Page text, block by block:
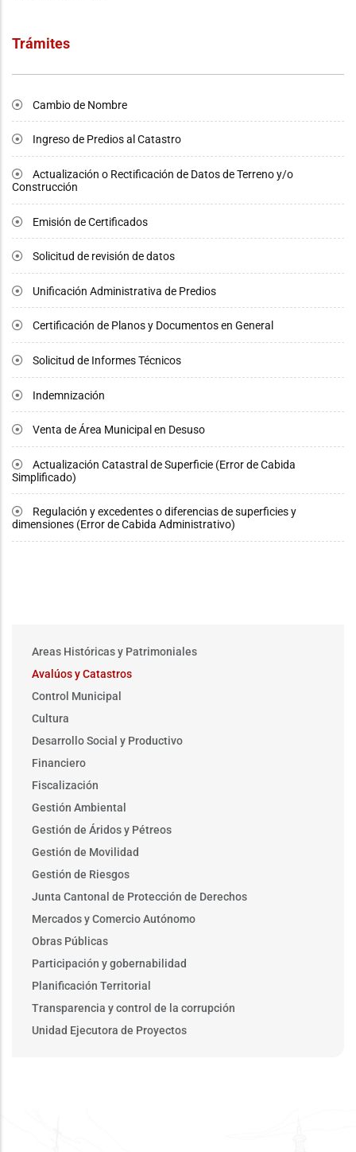
Trámites
Cambio de Nombre
Ingreso de Predios al Catastro
Actualización o Rectificación de Datos de Terreno y/o
Construcción
Emisión de Certificados
Solicitud de revisión de datos
Unificación Administrativa de Predios
Certificación de Planos y Documentos en General
Solicitud de Informes Técnicos
Indemnización
Venta de Área Municipal en Desuso
Actualización Catastral de Superficie (Error de Cabida
Simplificado)
Regulación y excedentes o diferencias de superficies y
dimensiones (Error de Cabida Administrativo)
Main
menu
Areas Históricas y Patrimoniales
Avalúos y Catastros
Control Municipal
Cultura
Desarrollo Social y Productivo
Financiero
Fiscalización
Gestión Ambiental
Gestión de Áridos y Pétreos
Gestión de Movilidad
Gestión de Riesgos
Junta Cantonal de Protección de Derechos
Mercados y Comercio Autónomo
Obras Públicas
Participación y gobernabilidad
Planificación Territorial
Transparencia y control de la corrupción
Unidad Ejecutora de Proyectos